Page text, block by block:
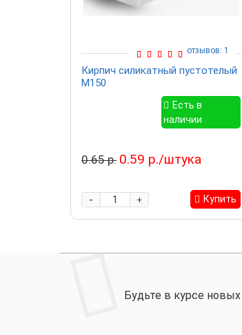
Кирпич силикатный пустотелый
М150
отзывов: 1
Есть в
наличии
0.65 р. 0.59 р./штука
+
- Купить
Будьте в курсе